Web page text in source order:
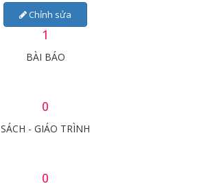
Chỉnh sửa
1
BÀI BÁO
0
SÁCH - GIÁO TRÌNH
0